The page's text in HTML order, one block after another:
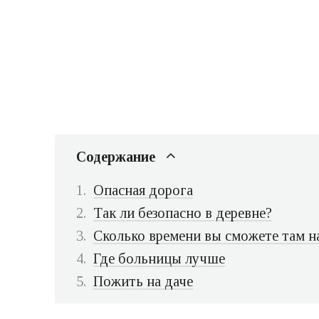
Содержание
Опасная дорога
Так ли безопасно в деревне?
Сколько времени вы сможете там
Где больницы лучше
Пожить на даче